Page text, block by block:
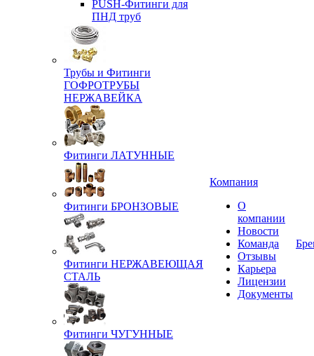
PUSH-Фитинги для
ПНД труб
Трубы и Фитинги
ГОФРОТРУБЫ
НЕРЖАВЕЙКА
Фитинги ЛАТУННЫЕ
Фитинги БРОНЗОВЫЕ
Фитинги НЕРЖАВЕЮЩАЯ
СТАЛЬ
Фитинги ЧУГУННЫЕ
Компания
О
компании
Новости
Команда
Отзывы
Карьера
Лицензии
Документы